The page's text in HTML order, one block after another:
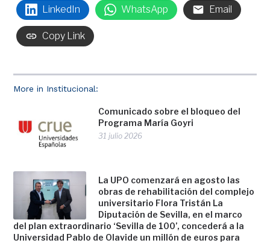
More in Institucional:
Comunicado sobre el bloqueo del
Programa María Goyri
31 julio 2026
La UPO comenzará en agosto las
obras de rehabilitación del complejo
universitario Flora Tristán La
Diputación de Sevilla, en el marco
del plan extraordinario ‘Sevilla de 100’, concederá a la
Universidad Pablo de Olavide un millón de euros para
LinkedIn WhatsApp Email
Copy Link